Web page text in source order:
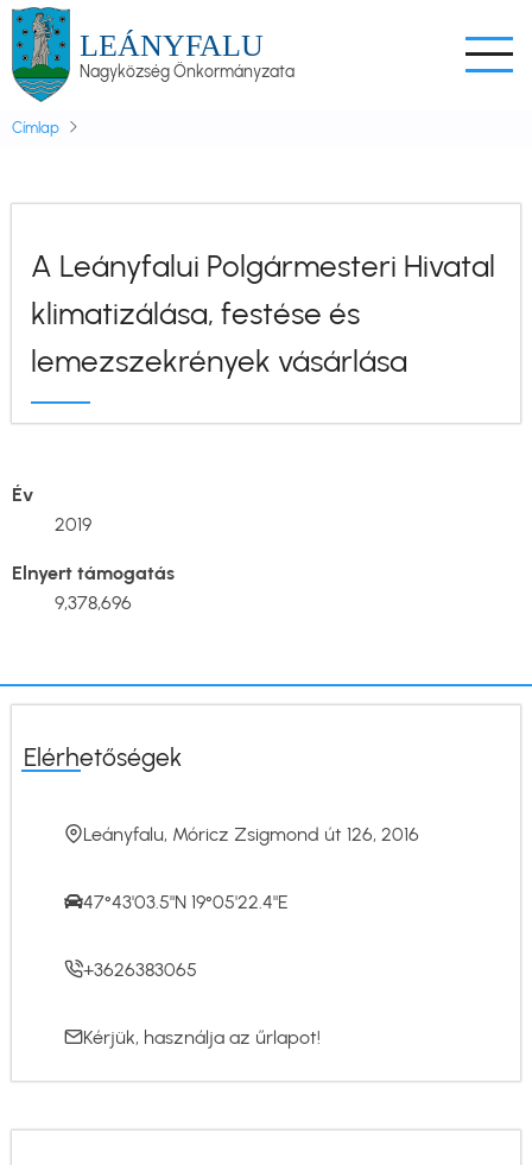
Ugrás
tartalomra
LEÁNYFALU
Nagyközség Önkormányzata
Címlap
A Leányfalui Polgármesteri Hivatal
klimatizálása, festése és
lemezszekrények vásárlása
Év
2019
Elnyert támogatás
9,378,696
Elérhetőségek
Leányfalu, Móricz Zsigmond út 126, 2016
47°43'03.5"N 19°05'22.4"E
+3626383065
Kérjük, használja az űrlapot!